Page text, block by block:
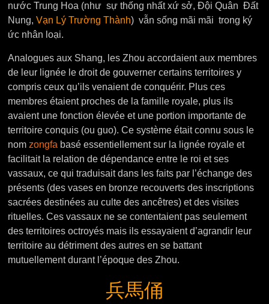
nước Trung Hoa (như sự thống nhất xứ sở, Đội Quân Đất
Nung,Vạn Lý Trường Thành) vẫn sống mãi mãi trong ký
ức nhân loại.
Analogues aux Shang, les Zhou accordaient aux membres
de leur lignée le droit de gouverner certains territoires y
compris ceux qu’ils venaient de conquérir. Plus ces
membres étaient proches de la famille royale, plus ils
avaient une fonction élevée et une portion importante de
territoire conquis (ou guo). Ce système était connu sous le
nomzongfa basé essentiellement sur la lignée royale et
facilitait la relation de dépendance entre le roi et ses
vassaux, ce qui traduisait dans les faits par l’échange des
présents (des vases en bronze recouverts des inscriptions
sacrées destinées au culte des ancêtres) et des visites
rituelles. Ces vassaux ne se contentaient pas seulement
des territoires octroyés mais ils essayaient d’agrandir leur
territoire au détriment des autres en se battant
mutuellement durant l’époque des Zhou.
兵馬俑